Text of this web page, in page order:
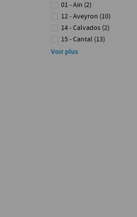
01 - Ain (2)
12 - Aveyron (10)
14 - Calvados (2)
15 - Cantal (13)
16 - Charente
Voir plus